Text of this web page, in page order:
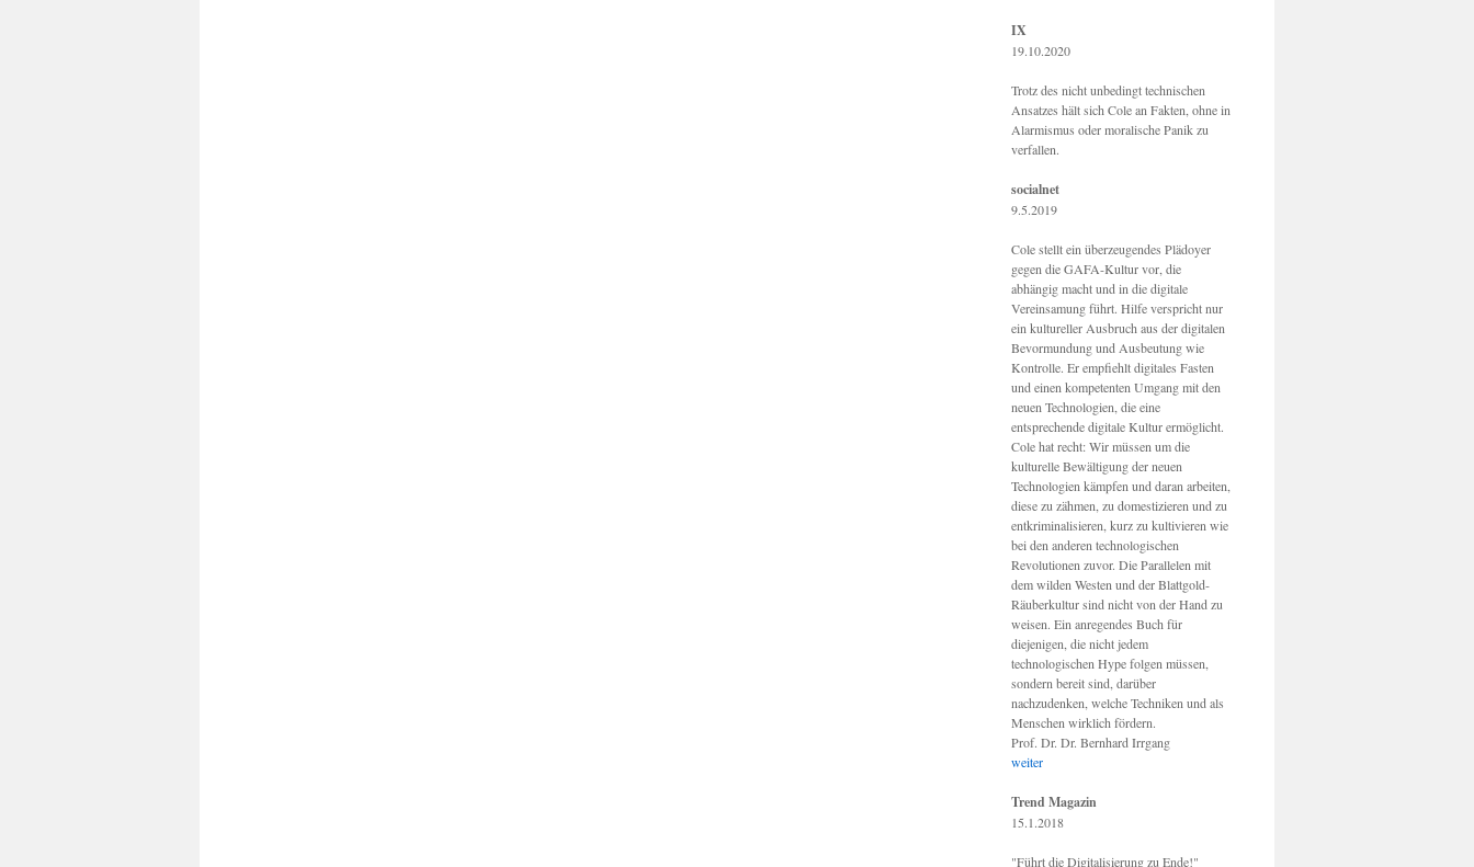
IX
19.10.2020
Trotz des nicht unbedingt technischen
Ansatzes hält sich Cole an Fakten, ohne in
Alarmismus oder moralische Panik zu
verfallen.
socialnet
9.5.2019
Cole stellt ein überzeugendes Plädoyer
gegen die GAFA-Kultur vor, die
abhängig macht und in die digitale
Vereinsamung führt. Hilfe verspricht nur
ein kultureller Ausbruch aus der digitalen
Bevormundung und Ausbeutung wie
Kontrolle. Er empfiehlt digitales Fasten
und einen kompetenten Umgang mit den
neuen Technologien, die eine
entsprechende digitale Kultur ermöglicht.
Cole hat recht: Wir müssen um die
kulturelle Bewältigung der neuen
Technologien kämpfen und daran arbeiten,
diese zu zähmen, zu domestizieren und zu
entkriminalisieren, kurz zu kultivieren wie
bei den anderen technologischen
Revolutionen zuvor. Die Parallelen mit
dem wilden Westen und der Blattgold-
Räuberkultur sind nicht von der Hand zu
weisen. Ein anregendes Buch für
diejenigen, die nicht jedem
technologischen Hype folgen müssen,
sondern bereit sind, darüber
nachzudenken, welche Techniken und als
Menschen wirklich fördern.
Prof. Dr. Dr. Bernhard Irrgang
weiter
Trend Magazin
15.1.2018
"Führt die Digitalisierung zu Ende!"